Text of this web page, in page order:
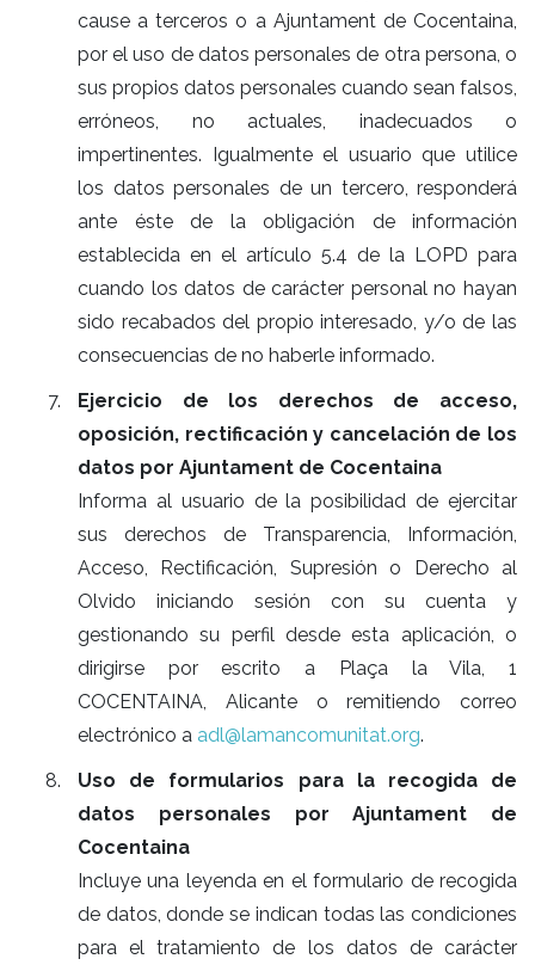
cause a terceros o a Ajuntament de Cocentaina,
por el uso de datos personales de otra persona, o
sus propios datos personales cuando sean falsos,
erróneos, no actuales, inadecuados o
impertinentes. Igualmente el usuario que utilice
los datos personales de un tercero, responderá
ante éste de la obligación de información
establecida en el artículo 5.4 de la LOPD para
cuando los datos de carácter personal no hayan
sido recabados del propio interesado, y/o de las
consecuencias de no haberle informado.
Ejercicio de los derechos de acceso,
oposición, rectificación y cancelación de los
datos por Ajuntament de Cocentaina
Informa al usuario de la posibilidad de ejercitar
sus derechos de Transparencia, Información,
Acceso, Rectificación, Supresión o Derecho al
Olvido iniciando sesión con su cuenta y
gestionando su perfil desde esta aplicación, o
dirigirse por escrito a Plaça la Vila, 1
COCENTAINA, Alicante o remitiendo correo
electrónico a adl@lamancomunitat.org.
Uso de formularios para la recogida de
datos personales por Ajuntament de
Cocentaina
Incluye una leyenda en el formulario de recogida
de datos, donde se indican todas las condiciones
para el tratamiento de los datos de carácter